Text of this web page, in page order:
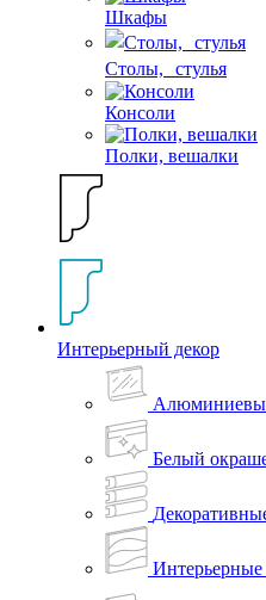
Шкафы
Столы, стулья
Консоли
Полки, вешалки
Интерьерный декор
Белый
Интерьерные